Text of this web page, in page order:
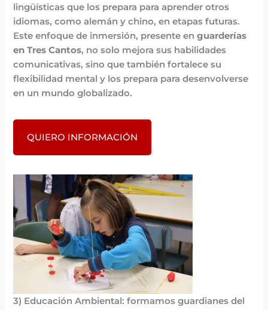
lingüísticas que los prepara para aprender otros
idiomas, como alemán y chino, en etapas futuras.
Este enfoque de inmersión, presente enguarderías
en Tres Cantos, no solo mejora sus habilidades
comunicativas, sino que también fortalece su
flexibilidad mental y los prepara para desenvolverse
en un mundo globalizado.
QUIERO INFORMACIÓN
3) Educación Ambiental: formamos guardianes del